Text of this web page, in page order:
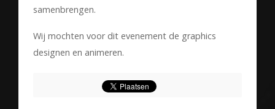
samenbrengen.
Wij mochten voor dit evenement de graphics
designen en animeren.